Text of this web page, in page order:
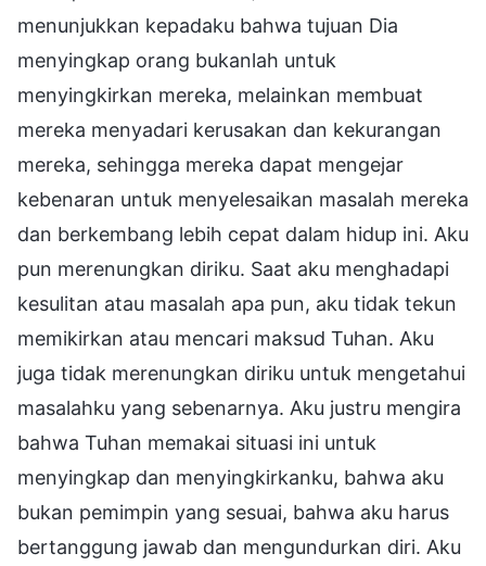
menunjukkan kepadaku bahwa tujuan Dia
menyingkap orang bukanlah untuk
menyingkirkan mereka, melainkan membuat
mereka menyadari kerusakan dan kekurangan
mereka, sehingga mereka dapat mengejar
kebenaran untuk menyelesaikan masalah mereka
dan berkembang lebih cepat dalam hidup ini. Aku
pun merenungkan diriku. Saat aku menghadapi
kesulitan atau masalah apa pun, aku tidak tekun
memikirkan atau mencari maksud Tuhan. Aku
juga tidak merenungkan diriku untuk mengetahui
masalahku yang sebenarnya. Aku justru mengira
bahwa Tuhan memakai situasi ini untuk
menyingkap dan menyingkirkanku, bahwa aku
bukan pemimpin yang sesuai, bahwa aku harus
bertanggung jawab dan mengundurkan diri. Aku